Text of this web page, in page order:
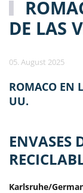
DE LAS
05. August 2025
ROMACO EN
UU.
ENVASES
Karlsruhe/